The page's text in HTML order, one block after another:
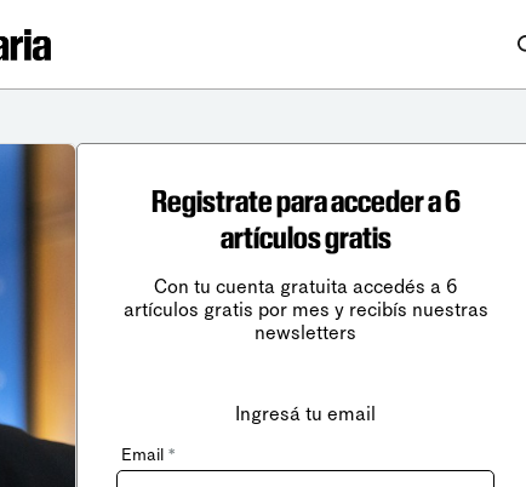
Registrate para acceder a 6
artículos gratis
Con tu cuenta gratuita accedés a 6
artículos gratis por mes y recibís nuestras
newsletters
Ingresá tu email
Email *